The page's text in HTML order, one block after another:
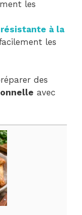
les
à la
les
des
avec